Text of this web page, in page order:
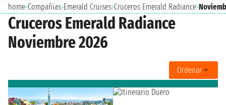
home›Compañías›Emerald Cruises›Cruceros Emerald Radiance›
Cruceros Emerald Radiance
Noviembre 2026
Ordenar